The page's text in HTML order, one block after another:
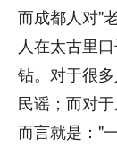
而成都人对"
人在太古里
钻。对于很
民谣；而对
而言就是："